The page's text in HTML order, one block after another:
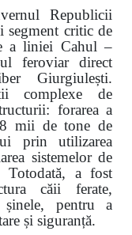
Republicii
segment critic de
a liniei Cahul –
feroviar direct
Giurgiulești.
complexe de
forarea a
mii de tone de
prin utilizarea
sistemelor de
Totodată, a fost
căii ferate,
pentru a
și siguranță.